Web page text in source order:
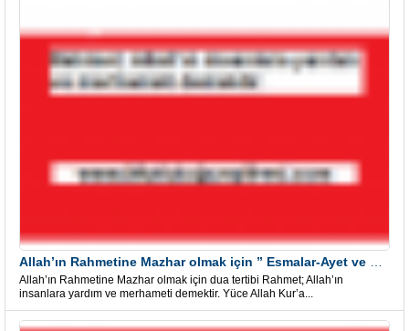
Allah’ın Rahmetine Mazhar olmak için dua tertibi Rahmet; Allah’ın
insanlara yardım ve merhameti demektir. Yüce Allah Kur’a...